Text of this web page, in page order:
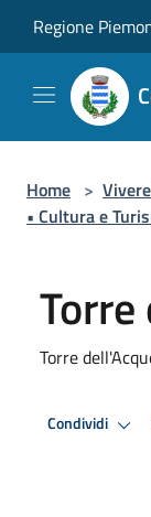
Regione
Home >
• Cultura e
Torre
Condividi